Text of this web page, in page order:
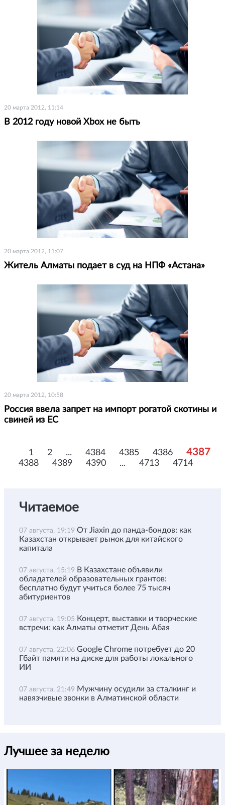
20 марта 2012, 11:14
В 2012 году новой Xbox не быть
20 марта 2012, 11:07
Житель Алматы подает в суд на НПФ «Астана»
20 марта 2012, 10:58
Россия ввела запрет на импорт рогатой скотины и
свиней из ЕС
1 2 ... 4384 4385 4386 4387
4388 4389 4390 ... 4713 4714
Читаемое
07 августа, 19:19 От Jiaxin до панда-бондов: как
Казахстан открывает рынок для китайского
капитала
07 августа, 15:19 В Казахстане объявили
обладателей образовательных грантов:
бесплатно будут учиться более 75 тысяч
абитуриентов
07 августа, 19:05 Концерт, выставки и творческие
встречи: как Алматы отметит День Абая
07 августа, 22:06 Google Chrome потребует до 20
Гбайт памяти на диске для работы локального
ИИ
07 августа, 21:49 Мужчину осудили за сталкинг и
навязчивые звонки в Алматинской области
Лучшее за неделю